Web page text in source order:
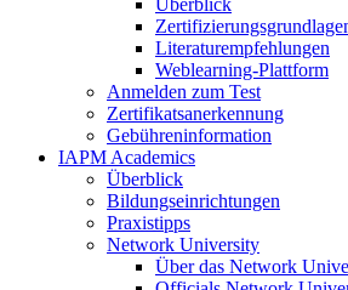
Überblick
Literaturempfehlungen
Weblearning-Plattform
Anmelden zum Test
Zertifikatsanerkennung
Gebühreninformation
IAPM Academics
Überblick
Bildungseinrichtungen
Praxistipps
Network University
Über das Network